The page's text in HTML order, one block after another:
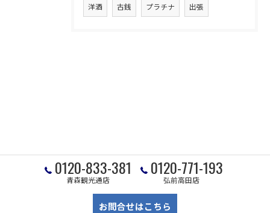
洋酒 古銭 プラチナ 出張
0120-833-381
青森観光通店
0120-771-193
弘前高田店
お問合せはこちら